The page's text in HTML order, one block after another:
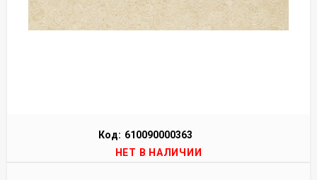
Код: 610090000363
НЕТ В НАЛИЧИИ